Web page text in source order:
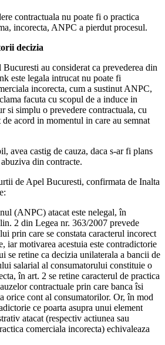
contractuala nu poate fi o practica
incorecta, ANPC a pierdut procesul.
decizia
au considerat ca prevederea din
este legala intrucat nu poate fi
incorecta, cum a sustinut ANPC,
facuta cu scopul de a induce in
si simplu o prevedere contractuala, cu
acord in momentul in care au semnat
avea castig de cauza, daca s-ar fi plans
din contracte.
de Apel Bucuresti, confirmata de Inalta
(ANPC) atacat este nelegal, în
2 din Legea nr. 363/2007 prevede
prin care se constata caracterul incorect
iar motivarea acestuia este contradictorie
se retine ca decizia unilaterala a bancii de
salarial al consumatorului constituie o
în art. 2 se retine caracterul de practica
contractuale prin care banca îsi
orice cont al consumatorilor. Or, în mod
ce poarta asupra unui element
atacat (respectiv actiunea sau
comerciala incorecta) echivaleaza